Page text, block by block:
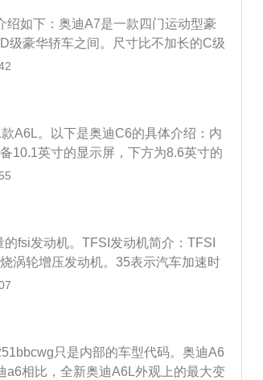
关键技术，分别是分层燃烧、缸内直
写。例如a3是奥迪旗下的一款紧凑型
。a3使用的1.4升涡轮增压发动机最大
动机可以在5000到6000转每分钟时输
奥迪35tfsi是涡轮增压燃油分层喷射发
涡流，使进气流形成良好的涡流形态
混合气体集中在位于燃烧室中央的火
千米。该车的油箱容积是73L，前后
如下：奥迪A7是一款四门运动型豪
级豪华轿车之间。尺寸比不加长的C级
面，搭载2.8L和3.0TV6发动机，最
于2006年推出的中置发动机双座跑
的首款中置发动机超级跑车。基于兰
众多体育赛事中的获奖经验、技术和
A6L。以下是奥迪C6的具体介绍：内
10.1英寸的显示屏，下方为8.6英寸的
一代车型将会搭载最新的MMI系统，
。其中2.0T车型配备有12V弱混动系
320N每m。45TFSI车型搭载3.0TV6
250kW，峰值扭矩500N每m。
fsi发动机。TFSI发动机简介：TFSI
涡轮增压发动机。35表示汽车加速时
迪从2012年起开始使用加速度值来代
，采用分层燃烧时，外围空气起到隔
以降低爆震趋势，发动机可以采用更
只是内部的车型代码。奥迪A6
a6相比，全新奥迪A6L外观上的最大变